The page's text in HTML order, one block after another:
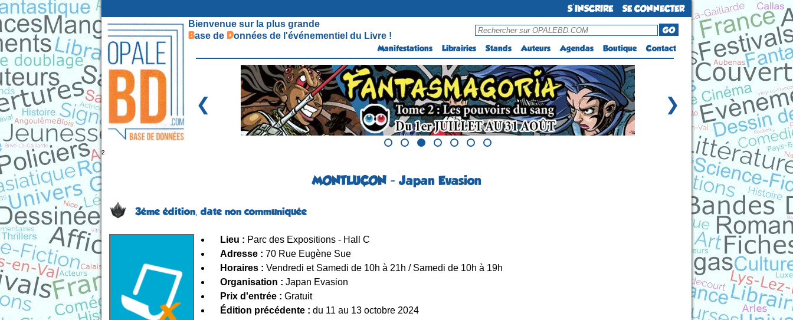
S'INSCRIRE
SE CONNECTER
Bienvenue sur la plus grande
Base de Données de l'événementiel du Livre !
GO
Manifestations
Librairies Stands Auteurs Agendas Boutique Contact
❮ ❯
²
MONTLUÇON - Japan Evasion
3ème édition,date non communiquée
Lieu : Parc des Expositions - Hall C
Adresse : 70 Rue Eugène Sue
Horaires : Vendredi et Samedi de 10h à 21h / Samedi de 10h à 19h
Organisation : Japan Evasion
Prix d'entrée : Gratuit
Édition précédente : du 11 au 13 octobre 2024